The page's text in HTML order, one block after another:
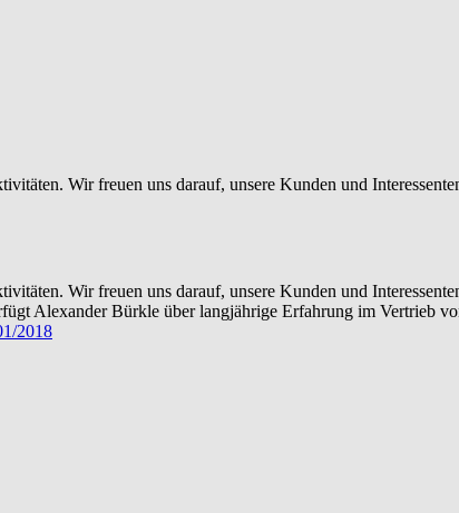
Wir freuen uns darauf, unsere Kunden und
Wir freuen uns darauf, unsere Kunden und
Alexander Bürkle über langjährige Erfahrung im Vertrieb
2018